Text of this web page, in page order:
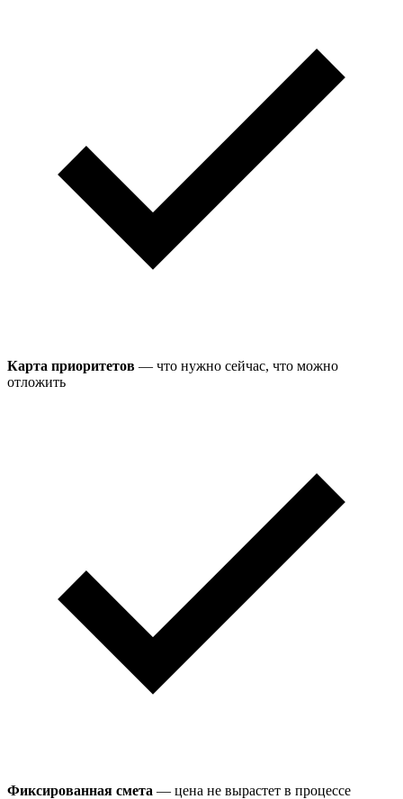
Карта приоритетов — что нужно сейчас, что можно
отложить
Фиксированная смета — цена не вырастет в процессе